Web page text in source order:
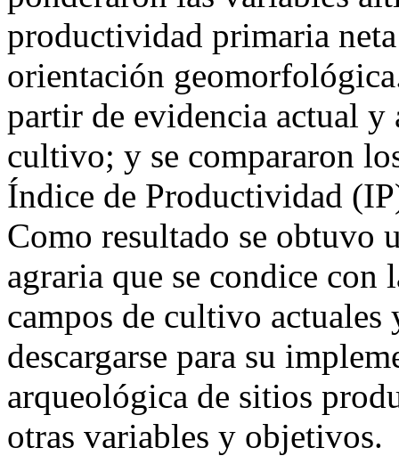
productividad primaria
orientación
partir de evidencia actual y
cultivo; y se compararon
Índice de Productividad
Como resultado se obtuvo
agraria que se condice
campos de cultivo actuales
descargarse para su
arqueológica de sitios
otras variables y objetivos.